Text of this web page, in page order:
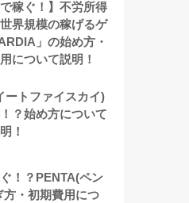
稼ぐ！】不労所得
界規模の稼げるゲ
」の始め方・
について説明！
ートファイスカイ)
？始め方について
！
！？PENTA(ペン
方・初期費用につ